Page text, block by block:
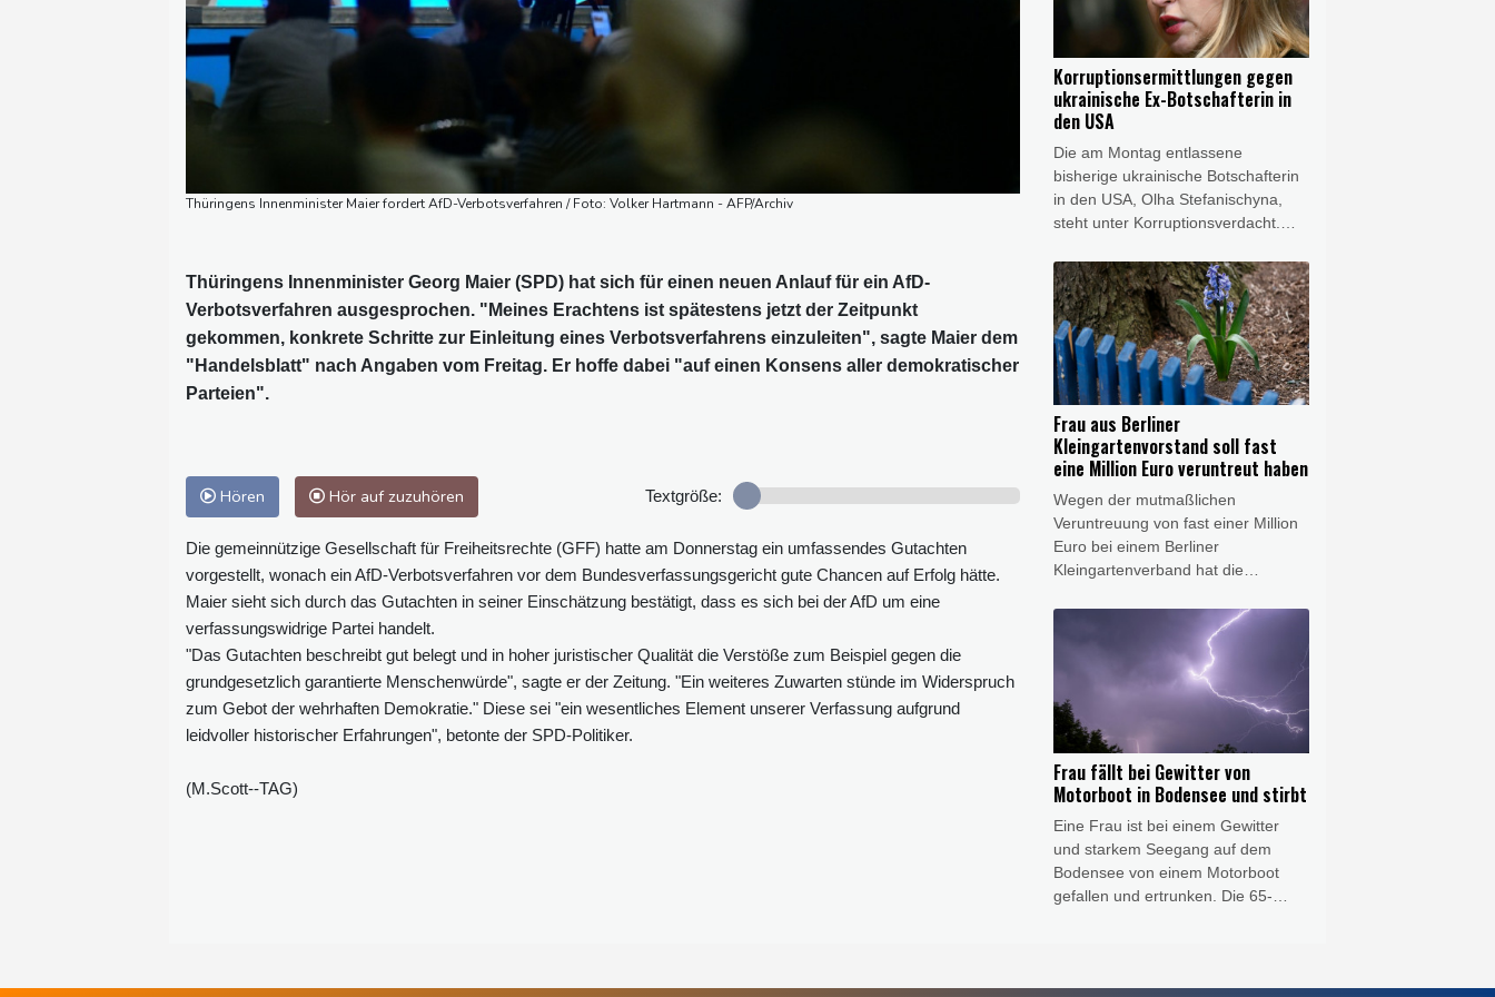
Thüringens Innenminister Maier fordert AfD-Verbotsverfahren / Foto: Volker Hartmann - AFP/Archiv
Thüringens Innenminister Georg Maier (SPD) hat sich für einen neuen Anlauf für ein AfD-
Verbotsverfahren ausgesprochen. "Meines Erachtens ist spätestens jetzt der Zeitpunkt
gekommen, konkrete Schritte zur Einleitung eines Verbotsverfahrens einzuleiten", sagte Maier dem
"Handelsblatt" nach Angaben vom Freitag. Er hoffe dabei "auf einen Konsens aller demokratischer
Parteien".
Hören Hör auf zuzuhören Textgröße:
Die gemeinnützige Gesellschaft für Freiheitsrechte (GFF) hatte am Donnerstag ein umfassendes Gutachten
vorgestellt, wonach ein AfD-Verbotsverfahren vor dem Bundesverfassungsgericht gute Chancen auf Erfolg hätte.
Maier sieht sich durch das Gutachten in seiner Einschätzung bestätigt, dass es sich bei der AfD um eine
verfassungswidrige Partei handelt.
"Das Gutachten beschreibt gut belegt und in hoher juristischer Qualität die Verstöße zum Beispiel gegen die
grundgesetzlich garantierte Menschenwürde", sagte er der Zeitung. "Ein weiteres Zuwarten stünde im Widerspruch
zum Gebot der wehrhaften Demokratie." Diese sei "ein wesentliches Element unserer Verfassung aufgrund
leidvoller historischer Erfahrungen", betonte der SPD-Politiker.
(M.Scott--TAG)
stammenden 25-Jährigen am
Donnerstag außerdem die
besondere Schwere der Schuld fest.
Korruptionsermittlungen gegen
ukrainische Ex-Botschafterin in
den USA
Die am Montag entlassene
bisherige ukrainische Botschafterin
in den USA, Olha Stefanischyna,
steht unter Korruptionsverdacht.
Ermittlungen wegen des Verdachts
der "illegalen Bereicherung" im
Umfang von umgerechnet 270.000
Euro eingeleitet, wie die ukrainische
Antikorruptionsbehörde Nabu am
Donnerstag im Onlinedienst
Telegram erklärte. Demnach geht
es um von Stefanischyna nicht bei
den Finanzbehörden angegebene
Luxus-Immobilien und andere
Vermögenswerte, deren Wert das
offiziell gemeldete Einkommen der
entlassenen Diplomatin übersteige.
Frau aus Berliner
Kleingartenvorstand soll fast
eine Million Euro veruntreut haben
Wegen der mutmaßlichen
Veruntreuung von fast einer Million
Euro bei einem Berliner
Kleingartenverband hat die
eine 55-Jährige erhoben. Die Frau,
die in dem Verband für die Finanzen
zuständig war, soll die Gelder
abgezweigt und auf ihr eigenes
Konto beziehungsweise die Konten
ihres Mannes und ihrer Tochter
transferiert haben, wie die
Anklagebehörde am Donnerstag in
Berlin mitteilte. Die beiden sind
wegen Beihilfe angeklagt.
Frau fällt bei Gewitter von
Motorboot in Bodensee und stirbt
Eine Frau ist bei einem Gewitter
und starkem Seegang auf dem
Bodensee von einem Motorboot
gefallen und ertrunken. Die 65-
am Donnerstag in Ravensburg